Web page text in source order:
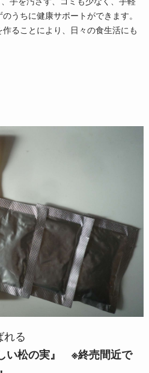
うちに健康サポートができます。
ることにより、日々の食生活にも
る
い松の実』 ※終売間近で